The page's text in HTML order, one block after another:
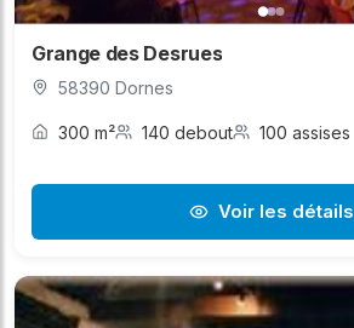
Grange des Desrues
58390 Dornes
300 m² 140 debout 100 assises
Voir les détails